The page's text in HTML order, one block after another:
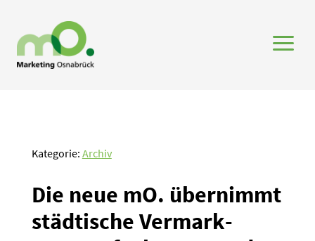
a
Kategorie: Archiv
Die neue mO. übernimmt
städtische Vermark­